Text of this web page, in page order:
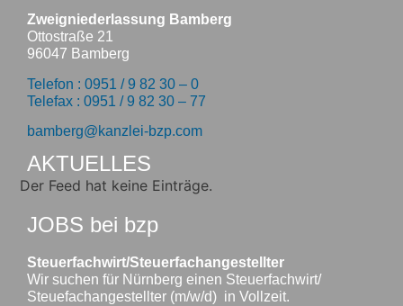
Zweigniederlassung Bamberg
Ottostraße 21
96047 Bamberg
Telefon : 0951 / 9 82 30 – 0
Telefax : 0951 / 9 82 30 – 77
bamberg@kanzlei-bzp.com
AKTUELLES
Der Feed hat keine Einträge.
JOBS bei bzp
Steuerfachwirt/Steuerfachangestellter
Wir suchen für Nürnberg einen Steuerfachwirt/
Steuefachangestellter (m/w/d) in Vollzeit.